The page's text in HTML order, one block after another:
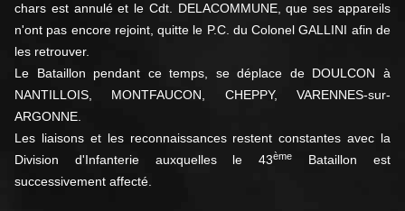
chars est annulé et le Cdt. DELACOMMUNE, que ses appareils
n'ont pas encore rejoint, quitte le P.C. du Colonel GALLINI afin de
les retrouver.
Le Bataillon pendant ce temps, se déplace de DOULCON à
NANTILLOIS, MONTFAUCON, CHEPPY, VARENNES-sur-
ARGONNE.
Les liaisons et les reconnaissances restent constantes avec la
Division d'Infanterie auxquelles le 43ème
Bataillon est
successivement affecté.